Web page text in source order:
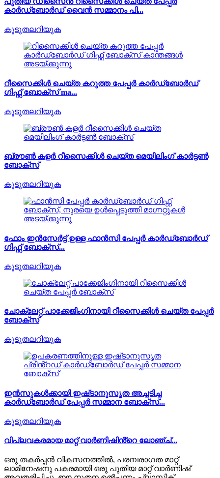
കാർഡ്ബോർഡ് വൈൻ സമ്മാനം പി...
കൂടുതലറിയുക
റീസൈക്കിൾ ചെയ്ത കറുത്ത പേപ്പർ കാർഡ്ബോർഡ്
ഗിഫ്റ്റ് ബോക്‌സ് ma...
കൂടുതലറിയുക
ബ്രൗൺ കളർ റീസൈക്കിൾ ചെയ്ത മെയിലിംഗ് കാർട്ടൺ
ബോക്സ്
കൂടുതലറിയുക
ഫോം ഇൻസേർട്ട് ഉള്ള ഫാൻസി പേപ്പർ കാർഡ്ബോർഡ്
ഗിഫ്റ്റ് ബോക്സ്...
കൂടുതലറിയുക
ചോക്ലേറ്റ് പാക്കേജിംഗിനായി റീസൈക്കിൾ ചെയ്ത പേപ്പർ
ബോക്സ്
കൂടുതലറിയുക
ഇൻസുകൾക്കായി ഇഷ്‌ടാനുസൃത അച്ചടിച്ച
കാർഡ്ബോർഡ് പേപ്പർ സമ്മാന ബോക്‌സ്...
കൂടുതലറിയുക
വിപ്ലവകരമായ മാറ്റ് വാർണിഷിൻ്റെ ലോഞ്ച്...
ഒരു തകർപ്പൻ വികസനത്തിൽ, പരമ്പരാഗത മാറ്റ്
ലാമിനേഷനു പകരമായി ഒരു പുതിയ മാറ്റ് വാർണിഷ്